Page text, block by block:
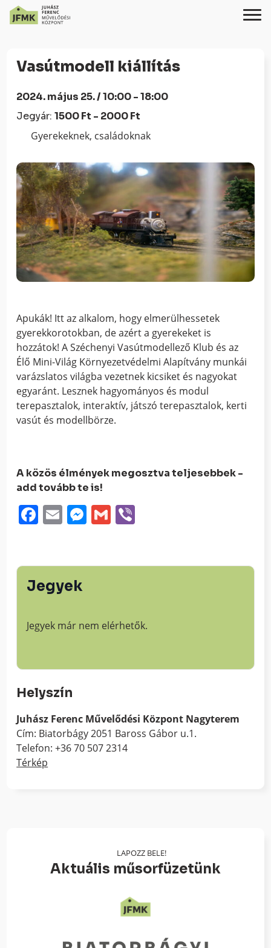
Content
navigációhoz
Vasútmodell kiállítás
2024. május 25. / 10:00 - 18:00
Jegyár:1500 Ft - 2000 Ft
Gyerekeknek, családoknak
Apukák! Itt az alkalom, hogy elmerülhessetek
gyerekkorotokban, de azért a gyerekeket is
hozzátok! A Széchenyi Vasútmodellező Klub és az
Élő Mini-Világ Környezetvédelmi Alapítvány munkái
varázslatos világba vezetnek kicsiket és nagyokat
egyaránt. Lesznek hagyományos és modul
terepasztalok, interaktív, játszó terepasztalok, kerti
vasút és modellbörze.
A közös élmények megosztva teljesebbek -
add tovább te is!
Facebook
EmailMessenger
Gmail
Jegyek
Jegyek már nem elérhetők.
Helyszín
Juhász Ferenc Művelődési Központ Nagyterem
Cím: Biatorbágy 2051 Baross Gábor u.1.
Telefon: +36 70 507 2314
Térkép
LAPOZZ BELE!
Aktuális műsorfüzetünk